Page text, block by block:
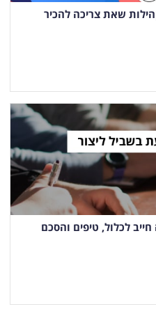
שאת צריכה להכיר
לכלול, טיפים והסכם